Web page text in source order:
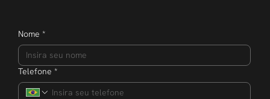
Nome *
Telefone *